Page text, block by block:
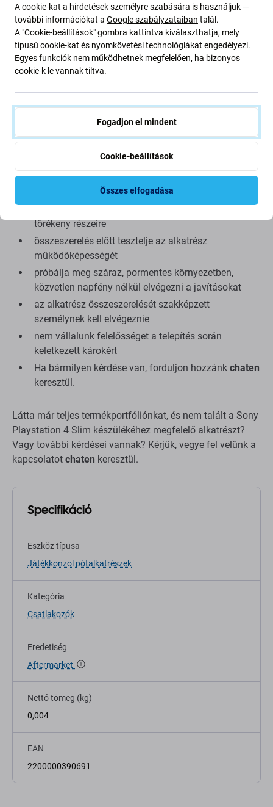
Minőség: Utángyártott- Az Aftermarket néven értékesített
alkatrész ugyanazon szabványok, specifikációk és
anyagok szerint készül, mint az eredeti. Ez az eredeti
másolata, és az utángyártott alkatrész (ritka esetekben)
minimális eltérést mutathat a funkcionalitásban, a
minőségben vagy a megjelenésben. Ha többet szeretne
megtudni a minőségről, olvassa el blogunkat, ahol
részletesebben a minőségre összpontosítunk.
kínálatunkban megtalálható speciális szerszámok
szükségesek az össze- és szétszereléshez
összeszerelés közben ügyeljen a csatlakozók
törékeny részeire
összeszerelés előtt tesztelje az alkatrész
működőképességét
próbálja meg száraz, pormentes környezetben,
közvetlen napfény nélkül elvégezni a javításokat
az alkatrész összeszerelését szakképzett
személynek kell elvégeznie
nem vállalunk felelősséget a telepítés során
keletkezett károkért
Ha bármilyen kérdése van, forduljon hozzánk chaten
keresztül.
Látta már teljes termékportfóliónkat, és nem talált a Sony
Playstation 4 Slim készülékéhez megfelelő alkatrészt?
Vagy további kérdései vannak? Kérjük, vegye fel velünk a
kapcsolatot chaten keresztül.
Specifikáció
Eszköz típusa
Játékkonzol pótalkatrészek
Kategória
Csatlakozók
Eredetiség
Aftermarket
Nettó tömeg (kg)
0,004
EAN
2200000390691
A cookie-kat a hirdetések személyre szabására is használjuk —
további információkat a Google szabályzataiban talál.
A "Cookie-beállítások" gombra kattintva kiválaszthatja, mely
típusú cookie-kat és nyomkövetési technológiákat engedélyezi.
Egyes funkciók nem működhetnek megfelelően, ha bizonyos
cookie-k le vannak tiltva.
Fogadjon el mindent
Cookie-beállítások
Összes elfogadása